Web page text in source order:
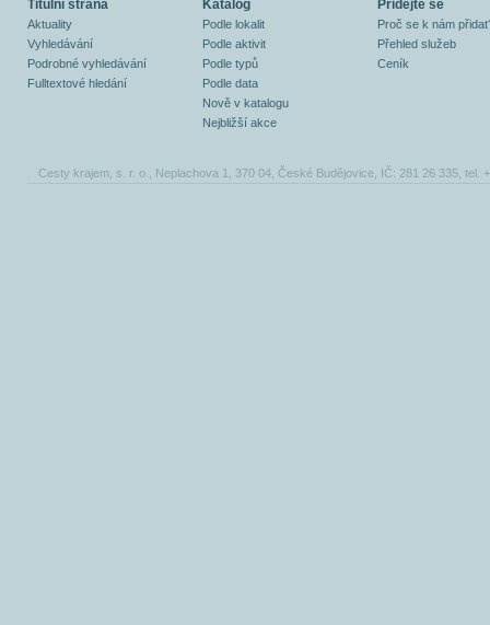
Titulní strana
Aktuality
Vyhledávání
Podrobné vyhledávání
Fulltextové hledání
Katalog
Podle lokalit
Podle aktivit
Podle typů
Podle data
Nově v katalogu
Nejbližší akce
Přidejte se
Proč se k nám
Přehled služeb
Ceník
Cesty krajem, s. r. o., Neplachova 1, 370 04, České Budějovice, IČ: 281 26 335, tel.